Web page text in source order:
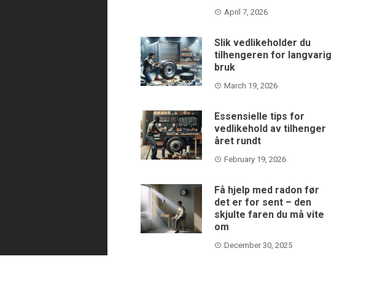
April 7, 2026
Slik vedlikeholder du
tilhengeren for langvarig
bruk
March 19, 2026
Essensielle tips for
vedlikehold av tilhenger
året rundt
February 19, 2026
Få hjelp med radon før
det er for sent – den
skjulte faren du må vite
om
December 30, 2025